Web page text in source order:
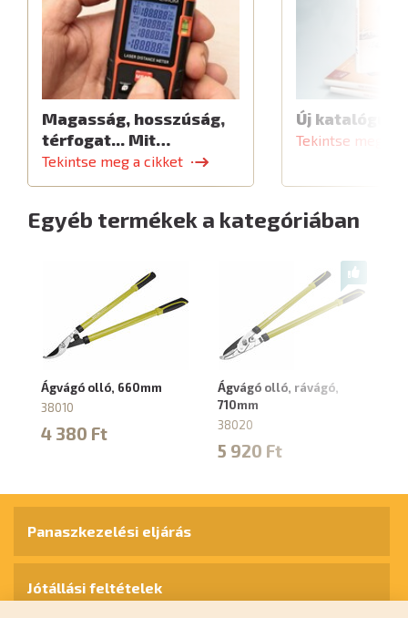
Magasság, hosszúság,
térfogat... Mit…
Tekintse meg a cikket
Új katalógus
Tekintse meg a
Egyéb termékek a kategóriában
Ágvágó olló, 660mm
38010
4 380 Ft
Ágvágó olló, rávágó,
710mm
38020
5 920 Ft
Panaszkezelési eljárás
Jótállási feltételek